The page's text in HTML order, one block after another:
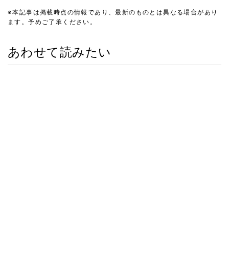
※本記事は掲載時点の情報であり、最新のものとは異なる場合があり
ます。予めご了承ください。
あわせて読みたい